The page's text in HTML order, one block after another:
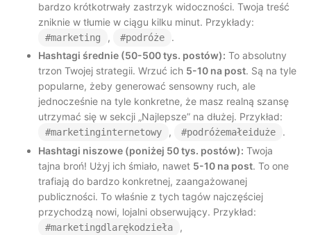
bardzo krótkotrwały zastrzyk widoczności. Twoja treść
zniknie w tłumie w ciągu kilku minut. Przykłady:
#marketing , #podróże
.
Hashtagi średnie (50-500 tys. postów): To absolutny
trzon Twojej strategii. Wrzuć ich 5-10 na post. Są na tyle
popularne, żeby generować sensowny ruch, ale
jednocześnie na tyle konkretne, że masz realną szansę
utrzymać się w sekcji „Najlepsze” na dłużej. Przykład:
#marketinginternetowy , #podróżemałeiduże
.
Hashtagi niszowe (poniżej 50 tys. postów): Twoja
tajna broń! Użyj ich śmiało, nawet 5-10 na post. To one
trafiają do bardzo konkretnej, zaangażowanej
publiczności. To właśnie z tych tagów najczęściej
przychodzą nowi, lojalni obserwujący. Przykład:
#marketingdlarękodzieła ,